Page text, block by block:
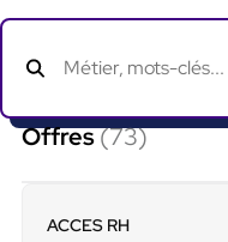
Offres(73)
ACCES RH